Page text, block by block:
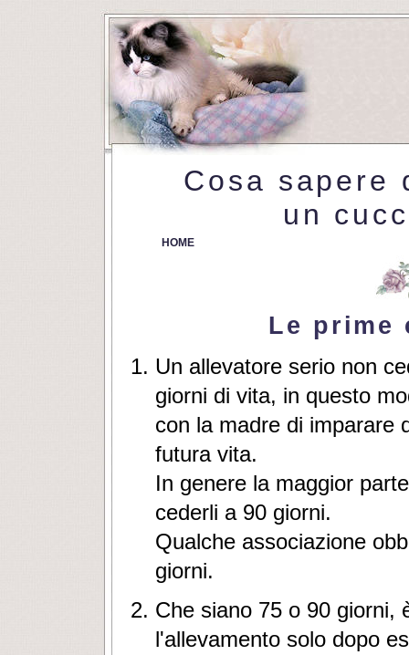
Cosa sapere
un
HOME
Le prime
Un allevatore serio non
giorni di vita, in questo
con la madre di imparare
futura vita.
In genere la maggior
cederli a 90 giorni.
Qualche associazione
giorni.
Che siano 75 o 90 giorni,
l'allevamento solo dopo